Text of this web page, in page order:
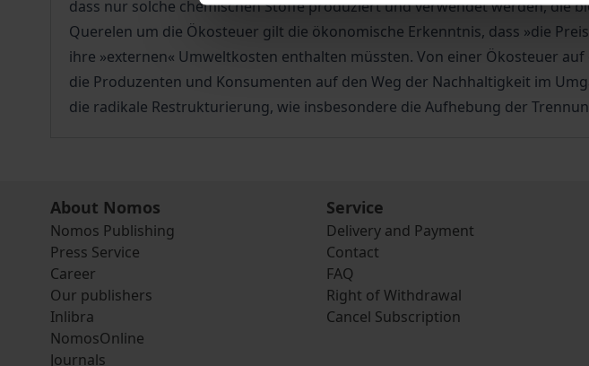
dass nur solche chemischen Stoffe produziert und verwendet werden, die
Querelen um die Ökosteuer gilt die ökonomische Erkenntnis, dass »die
ihre »externen« Umweltkosten enthalten müssten. Von einer Ökosteuer
die Produzenten und Konsumenten auf den Weg der Nachhaltigkeit im
die radikale Restrukturierung, wie insbesondere die Aufhebung der
About Nomos
Nomos Publishing
Press Service
Career
Our publishers
Inlibra
NomosOnline
Journals
Service
Delivery and Payment
Contact
FAQ
Right of Withdrawal
Cancel Subscription